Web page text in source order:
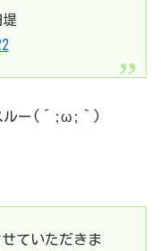
ルー(´;ω;｀)
ていただきま